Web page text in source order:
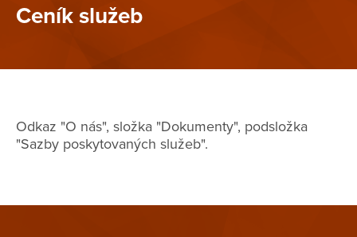
Ceník služeb
​Odkaz "O nás", složka "Dokumenty", podsložka
"Sazby poskytovaných služeb".